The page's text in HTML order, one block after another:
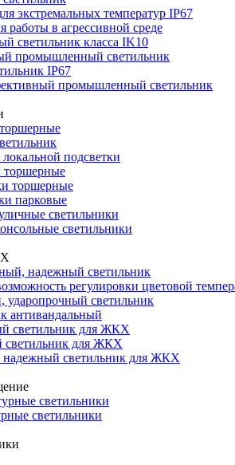
экстремальных температур IP67
работы в агрессивной среде
светильник класса IK10
промышленный светильник
IP67
промышленный светильник
подсветки
торшерные
торшерные
парковые
светильники
светильники
надежный светильник
регулировки цветовой
ударопрочный светильник
антивандальный
светильник для ЖКХ
светильник для ЖКХ
светильник для ЖКХ
светильники
светильники